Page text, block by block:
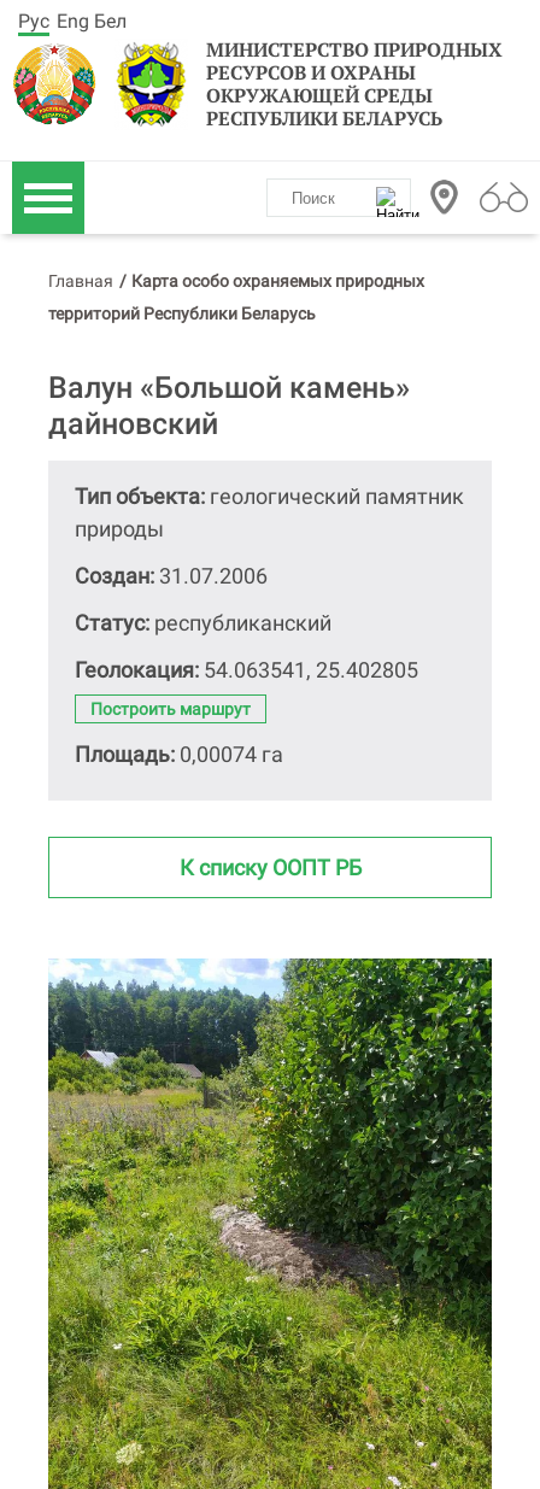
МИНИСТЕРСТВО ПРИРОДНЫХ
РЕСУРСОВ И ОХРАНЫ
ОКРУЖАЮЩЕЙ СРЕДЫ
РЕСПУБЛИКИ БЕЛАРУСЬ
Рус Eng Бел
Главная / Карта особо охраняемых природных
территорий Республики Беларусь
Валун «Большой камень»
дайновский
Тип объекта: геологический памятник
природы
Создан: 31.07.2006
Статус: республиканский
Геолокация: 54.063541, 25.402805
Построить маршрут
Площадь: 0,00074 га
К списку ООПТ РБ